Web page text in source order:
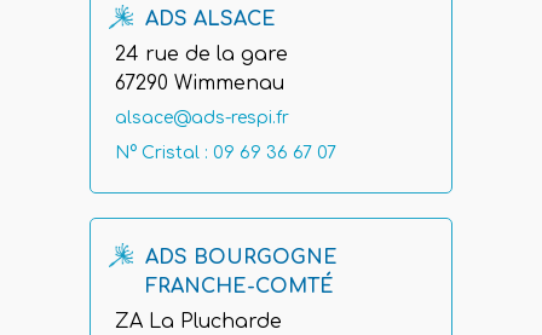
ADS ALSACE
24 rue de la gare
67290 Wimmenau
alsace@ads-respi.fr
N° Cristal : 09 69 36 67 07
ADS BOURGOGNE
FRANCHE-COMTÉ
ZA La Plucharde